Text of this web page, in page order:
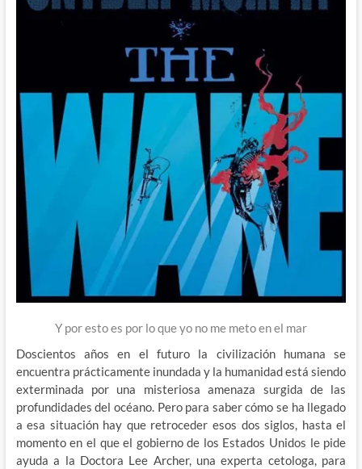
Y por esto es por lo que yo no me meto en el mar
Doscientos años en el futuro la civilización humana se
encuentra prácticamente inundada y la humanidad está siendo
exterminada por una misteriosa amenaza surgida de las
profundidades del océano. Pero para saber cómo se ha llegado
a esa situación hay que retroceder esos dos siglos, hasta el
momento en el que el gobierno de los Estados Unidos le pide
ayuda a la Doctora Lee Archer, una experta cetologa, para